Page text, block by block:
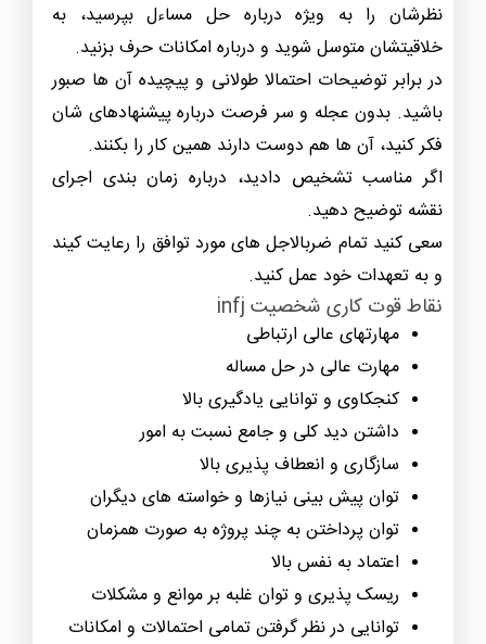
نظرشان را به ویژه درباره حل مساءل بپرسید، به
خلاقیتشان متوسل شوید و درباره امکانات حرف بزنید.
در برابر توضیحات احتمالا طولانی و پیچیده آن ها صبور
باشید. بدون عجله و سر فرصت درباره پیشنهادهای شان
فکر کنید، آن ها هم دوست دارند همین کار را بکنند.
اگر مناسب تشخیص دادید، درباره زمان بندی اجرای
نقشه توضیح دهید.
سعی کنید تمام ضربالاجل های مورد توافق را رعایت کیند
و به تعهدات خود عمل کنید.
نقاط قوت كاری شخصیت infj
مهارتهای عالی ارتباطی
مهارت عالی در حل مساله
کنجکاوی و توانایی یادگیری بالا
داشتن دید کلی و جامع نسبت به امور
سازگاری و انعطاف پذیری بالا
توان پیش بینی نیازها و خواسته های دیگران
توان پرداختن به چند پروژه به صورت همزمان
اعتماد به نفس بالا
ریسک پذیری و توان غلبه بر موانع و مشکلات
توانایی در نظر گرفتن تمامی احتمالات و امکانات